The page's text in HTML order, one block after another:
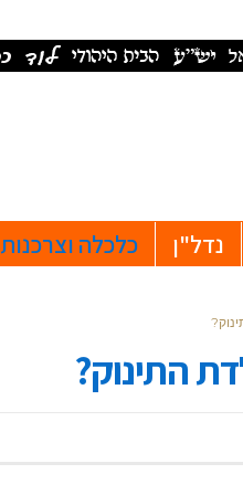
נדל"ן כלכלה וצרכנות
התינוק?